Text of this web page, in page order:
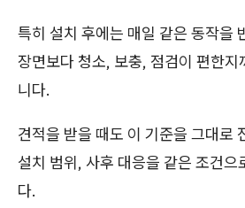
특히 설치 후에는 매일 같은 동작을
장면보다 청소, 보충, 점검이 편한
니다.
견적을 받을 때도 이 기준을 그대로
설치 범위, 사후 대응을 같은 조건으
다.